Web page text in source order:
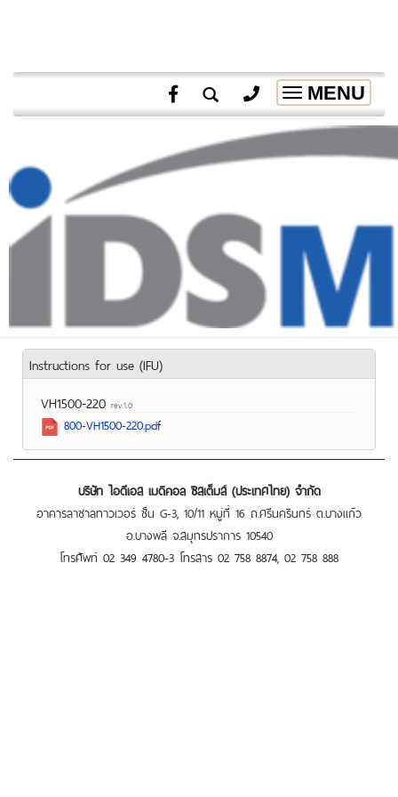
Toggle
navigation
MENU
Instructions for use (IFU)
VH1500-220 rev.1.0
800-VH1500-220.pdf
บริษัท ไอดีเอส เมดิคอล ซิสเต็มส์ (ประเทศไทย) จำกัด
อาคารลาซาลทาวเวอร์ ชั้น G-3, 10/11 หมู่ที่ 16 ถ.ศรีนครินทร์ ต.บางแก้ว
อ.บางพลี จ.สมุทรปราการ 10540
โทรศัพท์ 02 349 4780-3 โทรสาร 02 758 8874, 02 758 888